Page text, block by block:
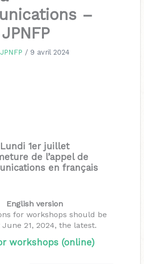
–
JPNFP / 9 avril 2024
Lundi 1er juillet
de l’appel de
en français
English version
for workshops should be
21, 2024, the latest.
workshops (online)